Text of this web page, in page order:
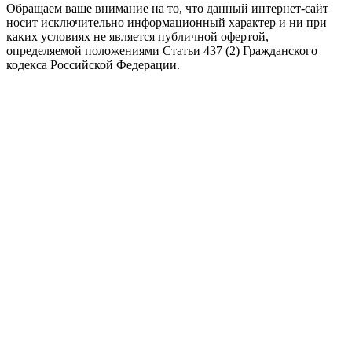
Обращаем ваше внимание на то, что данный интернет-сайт
носит исключительно информационный характер и ни при
каких условиях не является публичной офертой,
определяемой положениями Статьи 437 (2) Гражданского
кодекса Российской Федерации.